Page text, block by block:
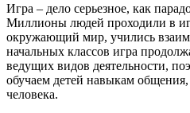
Игра – дело серьезное, как
Миллионы людей проходили в
окружающий мир, учились
начальных классов игра
ведущих видов деятельности,
обучаем детей навыкам
человека.